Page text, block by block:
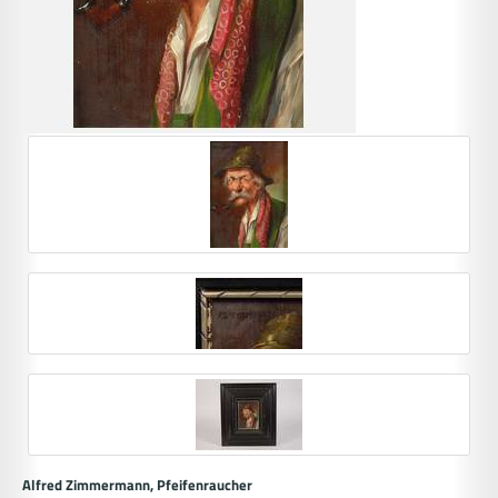
Alfred Zimmermann, Pfeifenraucher